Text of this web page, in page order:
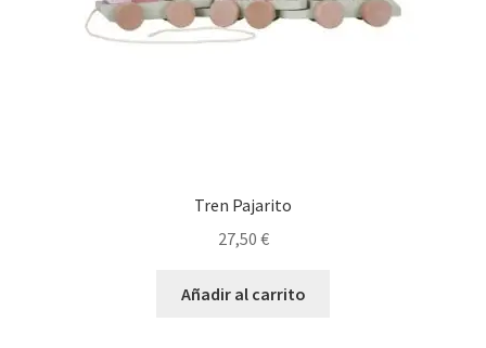
Tren Pajarito
27,50 €
Añadir al carrito